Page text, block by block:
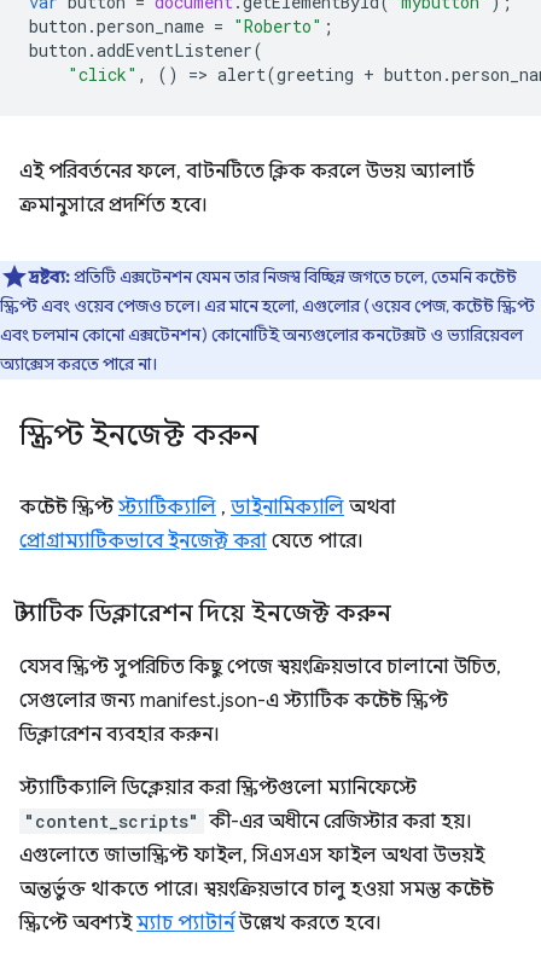
button .person_name = "Roberto" ;
button .addEventListener(
"click" , () => alert(greeting + button .
এই পরিবর্তনের ফলে, বাটনটিতে ক্লিক করলে উভয় অ্যালার্ট
ক্রমানুসারে প্রদর্শিত হবে।
দ্রষ্টব্য:প্রতিটি এক্সটেনশন যেমন তার নিজস্ব বিচ্ছিন্ন জগতে চলে, তেমনি কন্টেন্ট
স্ক্রিপ্ট এবং ওয়েব পেজও চলে। এর মানে হলো, এগুলোর (ওয়েব পেজ, কন্টেন্ট স্ক্রিপ্ট
এবং চলমান কোনো এক্সটেনশন) কোনোটিই অন্যগুলোর কনটেক্সট ও ভ্যারিয়েবল
অ্যাক্সেস করতে পারে না।
স্ক্রিপ্ট ইনজেক্ট করুন
কন্টেন্ট স্ক্রিপ্টস্ট্যাটিক্যালি , ডাইনামিক্যালি অথবা
প্রোগ্রাম্যাটিকভাবে ইনজেক্ট করা যেতে পারে।
স্ট্যাটিক ডিক্লারেশন দিয়ে ইনজেক্ট করুন
যেসব স্ক্রিপ্ট সুপরিচিত কিছু পেজে স্বয়ংক্রিয়ভাবে চালানো উচিত,
সেগুলোর জন্য manifest.json-এ স্ট্যাটিক কন্টেন্ট স্ক্রিপ্ট
ডিক্লারেশন ব্যবহার করুন।
স্ট্যাটিক্যালি ডিক্লেয়ার করা স্ক্রিপ্টগুলো ম্যানিফেস্টে
"content_scripts" কী-এর অধীনে রেজিস্টার করা হয়।
এগুলোতে জাভাস্ক্রিপ্ট ফাইল, সিএসএস ফাইল অথবা উভয়ই
অন্তর্ভুক্ত থাকতে পারে। স্বয়ংক্রিয়ভাবে চালু হওয়া সমস্ত কন্টেন্ট
স্ক্রিপ্টে অবশ্যইম্যাচ প্যাটার্নউল্লেখ করতে হবে।